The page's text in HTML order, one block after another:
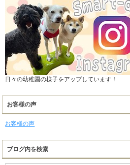
日々の幼稚園の様子をアップしています！
お客様の声
お客様の声
ブログ内を検索